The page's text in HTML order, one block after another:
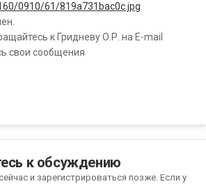
0910/61/819a731bac0c.jpg
к Гридневу О.Р. на Е-mail
свои сообщения
к обсуждению
и зарегистрироваться позже. Если у